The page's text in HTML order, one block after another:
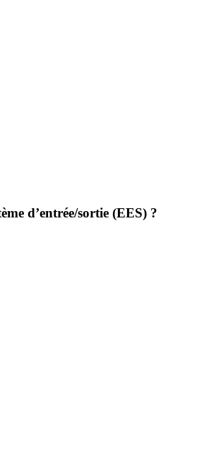
d’entrée/sortie (EES) ?